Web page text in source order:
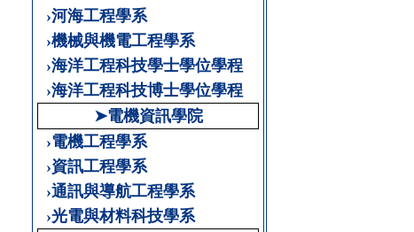
›河海工程學系
›機械與機電工程學系
›海洋工程科技學士學位學程
›海洋工程科技博士學位學程
➤電機資訊學院
›電機工程學系
›資訊工程學系
›通訊與導航工程學系
›光電與材料科技學系